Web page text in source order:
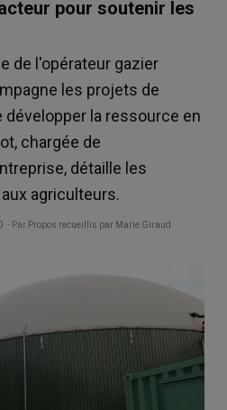
pour soutenir les
de l'opérateur gazier
les projets de
développer la ressource en
chargée de
détaille les
agriculteurs.
- Par Propos recueillis par Marie Giraud